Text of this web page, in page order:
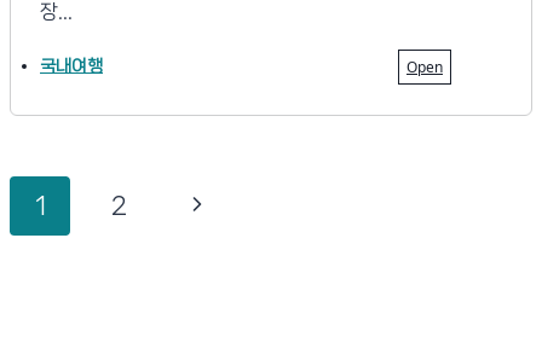
장…
국내여행 Open
Page
1 2
Next